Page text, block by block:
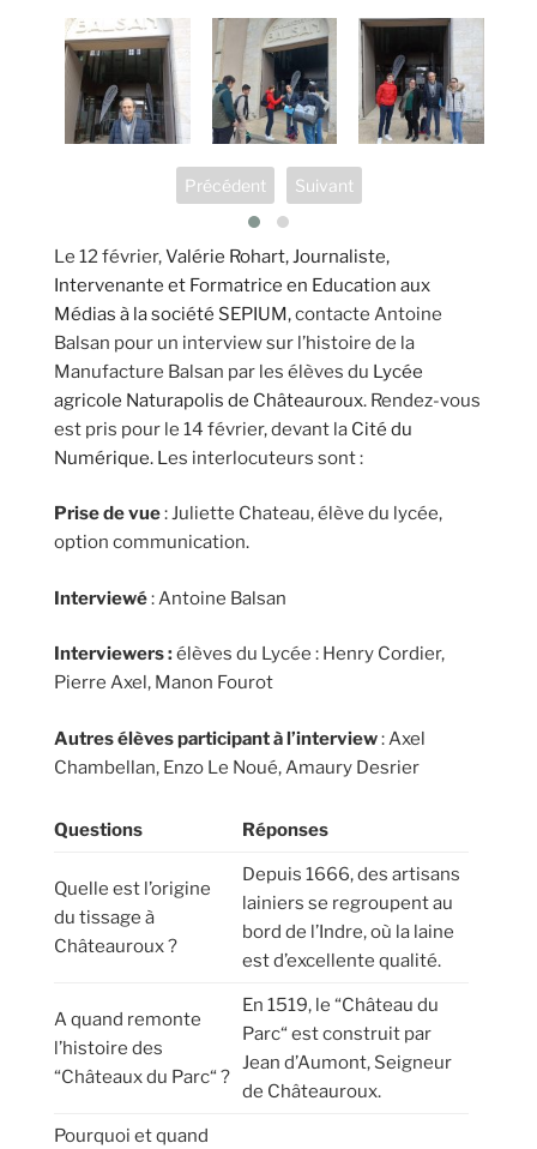
Précédent Suivant
Le 12 février,Valérie Rohart, Journaliste,
Intervenante et Formatrice en Education aux
Médias à la société SEPIUM,contacte Antoine
Balsan pour un interview sur l’histoire de la
Manufacture Balsan par les élèves du Lycée
agricole Naturapolis de Châteauroux. Rendez-vous
est pris pour le 14 février, devant la Cité du
Numérique. Les interlocuteurs sont :
Prise de vue: Juliette Chateau, élève du lycée,
option communication.
Interviewé: Antoine Balsan
Interviewers : élèves du Lycée : Henry Cordier,
Pierre Axel, Manon Fourot
Autres élèves participant à l’interview: Axel
Chambellan, Enzo Le Noué, Amaury Desrier
Questions Réponses
Quelle est l’origine
du tissage à
Châteauroux ?
Depuis 1666, des artisans
lainiers se regroupent au
bord de l’Indre, où la laine
est d’excellente qualité.
A quand remonte
l’histoire des
“Châteaux du Parc“ ?
En 1519, le “Château du
Parc“ est construit par
Jean d’Aumont, Seigneur
de Châteauroux.
Pourquoi et quand